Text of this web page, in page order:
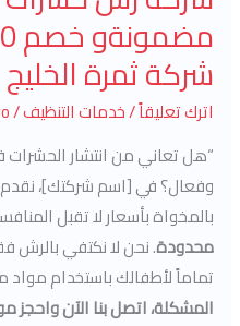
شركة ثمرة الخليج
اترك تعليقاً/خدمات التنظيف/
“هل تعاني من انتشار
وفعال؟ في [اسم شركتك]،
بالمخواة بأسعار لا تقبل
محدودة. نحن لا نكتفي بالرش
تماماً لأطفالك باستخدام مواد
المشكلة، اتصل بنا الآن
الخليج